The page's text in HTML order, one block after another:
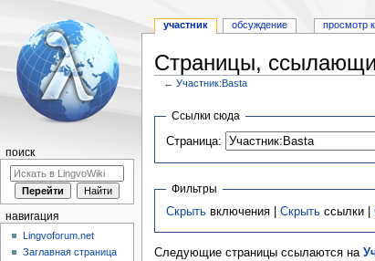
Страницы,
←Участник:Basta
Перейти
навигации
Перейти
поиску
Ссылки сюда
Страница:
Фильтры
Скрыть включения |Скрыть ссылки |
Следующие страницы ссылаются на
участник обсуждение просмотр
поиск
навигация
Lingvoforum.net
Заглавная страница